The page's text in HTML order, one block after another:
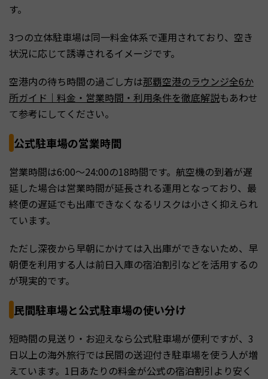
す。
3つの立体駐車場は同一料金体系で運用されており、空き
状況に応じて誘導されるイメージです。
空港内の待ち時間の過ごし方は那覇空港のラウンジ全6か
所ガイド｜料金・営業時間・利用条件を徹底解説もあわせ
て参考にしてください。
公式駐車場の営業時間
営業時間は6:00〜24:00の18時間です。航空機の到着が遅
延した場合は営業時間が延長される運用となっており、最
終便の遅延でも出庫できなくなるリスクは小さく抑えられ
ています。
ただし深夜から早朝にかけては入出庫ができないため、早
朝便を利用する人は前日入庫の宿泊割引などを活用するの
が現実的です。
民間駐車場と公式駐車場の使い分け
短時間の見送り・お迎えなら公式駐車場が便利ですが、3
日以上の海外旅行では民間の送迎付き駐車場を使う人が増
えています。1日あたりの料金が公式の宿泊割引より安く